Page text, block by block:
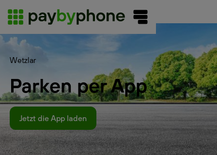
Wetzlar
Parken per App
Jetzt die App laden